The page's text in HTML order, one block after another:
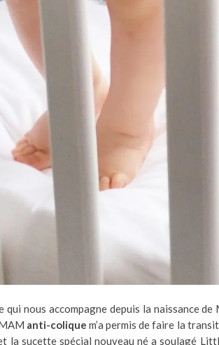
qui nous accompagne depuis la naissance
anti-colique m’a permis de faire la
la sucette spécial nouveau né a soulagé